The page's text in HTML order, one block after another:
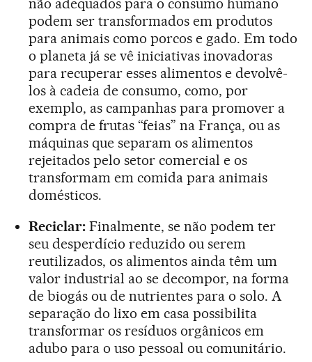
podem ser transformados em produtos
para animais como porcos e gado. Em todo
o planeta já se vê iniciativas inovadoras
para recuperar esses alimentos e devolvê-
los à cadeia de consumo, como, por
exemplo, as campanhas para promover a
compra de frutas “feias” na França, ou as
máquinas que separam os alimentos
rejeitados pelo setor comercial e os
transformam em comida para animais
domésticos.
Reciclar: Finalmente, se não podem ter
seu desperdício reduzido ou serem
reutilizados, os alimentos ainda têm um
valor industrial ao se decompor, na forma
de biogás ou de nutrientes para o solo. A
separação do lixo em casa possibilita
transformar os resíduos orgânicos em
adubo para o uso pessoal ou comunitário.